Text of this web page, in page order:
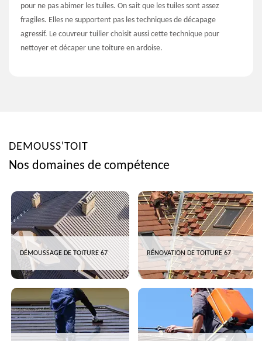
pour ne pas abimer les tuiles. On sait que les tuiles sont assez
fragiles. Elles ne supportent pas les techniques de décapage
agressif. Le couvreur tuilier choisit aussi cette technique pour
nettoyer et décaper une toiture en ardoise.
DEMOUSS'TOIT
Nos domaines de compétence
DÉMOUSSAGE DE TOITURE 67 RÉNOVATION DE TOITURE 67